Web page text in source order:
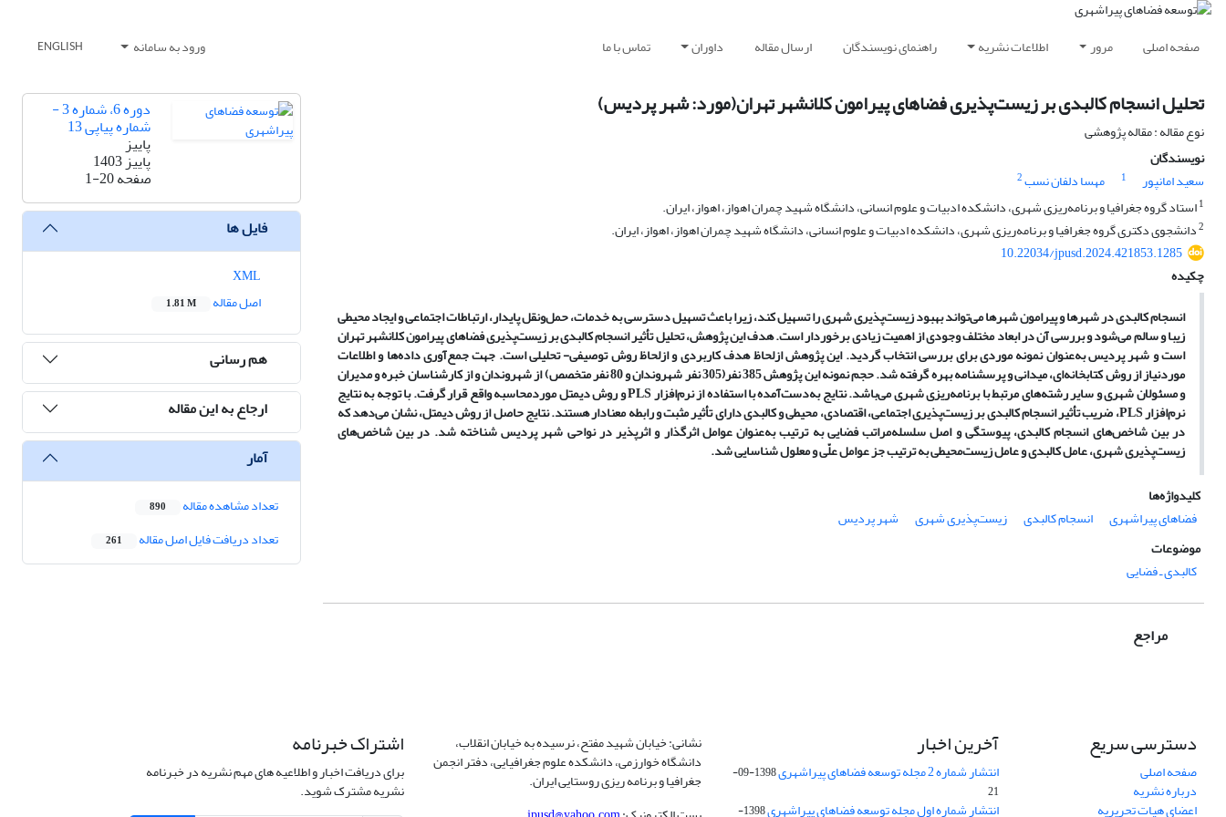
صفحه اصلی مرور اطلاعات نشریه راهنمای نویسندگان ارسال مقاله داوران تماس با ما ورود به سامانه ENGLISH
تحلیل انسجام کالبدی بر زیست‌پذیری فضاهای پیرامون کلانشهر تهران(مورد: شهر پردیس)
نوع مقاله : مقاله پژوهشی
نویسندگان
سعید امانپور
1 مهسا دلفان نسب2
1استاد گروه جغرافیا و برنامه‌ریزی شهری، دانشکده ادبیات و علوم انسانی، دانشگاه شهید چمران اهواز، اهواز، ایران.
2دانشجوی دکتری گروه جغرافیا و برنامه‌ریزی شهری، دانشکده ادبیات و علوم انسانی، دانشگاه شهید چمران اهواز، اهواز، ایران.
10.22034/jpusd.2024.421853.1285
چکیده
انسجام کالبدی در شهرها و پیرامون شهرها می‌تواند بهبود زیست‌پذیری شهری را تسهیل کند، زیرا باعث تسهیل دسترسی به خدمات، حمل‌ونقل پایدار، ارتباطات اجتماعی و ایجاد محیطی
زیبا و سالم می‌شود و بررسی آن در ابعاد مختلف وجودی از اهمیت زیادی برخوردار است. هدف این پژوهش، تحلیل تأثیر انسجام کالبدی بر زیست‌پذیری فضاهای پیرامون کلانشهر تهران
است و شهر پردیس به‌عنوان نمونه موردی برای بررسی انتخاب گردید. این پژوهش ازلحاظ هدف کاربردی و ازلحاظ روش توصیفی- تحلیلی است. جهت جمع‌آوری داده‌ها و اطلاعات
موردنیاز از روش کتابخانه‌ای، میدانی و پرسشنامه بهره گرفته شد. حجم نمونه این پژوهش 385 نفر(305 نفر شهروندان و 80 نفر متخصص) از شهروندان و از کارشناسان خبره و مدیران
و مسئولان شهری و سایر رشته‌های مرتبط با برنامه‌ریزی شهری می‌باشد. نتایج به‌دست‌آمده با استفاده از نرم‌افزار PLS و روش دیمتل موردمحاسبه واقع قرار گرفت. با توجه به نتایج
نرم‌افزار PLS، ضریب تأثیر انسجام کالبدی بر زیست‌پذیری اجتماعی، اقتصادی، محیطی و کالبدی دارای تأثیر مثبت و رابطه معنادار هستند. نتایج حاصل از روش دیمتل، نشان می‌دهد که
در بین شاخص‌های انسجام کالبدی، پیوستگی و اصل سلسله‌مراتب فضایی به ترتیب به‌عنوان عوامل اثرگذار و اثرپذیر در نواحی شهر پردیس شناخته شد. در بین شاخص‌های
زیست‌پذیری شهری، عامل کالبدی و عامل زیست‌محیطی به ترتیب جز عوامل علّی و معلول شناسایی شد.
کلیدواژه‌ها
فضاهای پیراشهری
انسجام کالبدی زیست‌پذیری شهری
شهر پردیس
موضوعات
کالبدی ـ فضایی
مراجع
دوره 6، شماره 3 -
شماره پیاپی 13
پاییز
پاییز 1403
صفحه1-20
فایل ها
اصل مقاله
1.81 M
هم رسانی
ارجاع به این مقاله
آمار
تعداد مشاهده مقاله 890
تعداد دریافت فایل اصل مقاله 261
دسترسی سریع
صفحه اصلی
درباره نشریه
اعضای هیات تحریریه
آخرین اخبار
انتشار شماره 2 مجله توسعه فضاهای پیراشهری
1398-09-
21
انتشار شماره اول مجله توسعه فضاهای پیراشهری 1398-
نشانی: خیابان شهید مفتح، نرسیده به خیابان انقلاب،
دانشگاه خوارزمی، دانشکده علوم جغرافیایی، دفتر انجمن
جغرافیا و برنامه ریزی روستایی ایران.
اشتراک خبرنامه
برای دریافت اخبار و اطلاعیه های مهم نشریه در خبرنامه
نشریه مشترک شوید.